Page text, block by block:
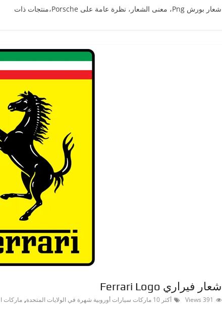
شعار بورش Png، معنى الشعار، نظرة عامة على Porsche،منتجات ذات
شعار فيراري Ferrari Logo
391 Views أكثر 10 ماركات سيارات أوروبية شهرة في الولايات المتحدة , ماركات